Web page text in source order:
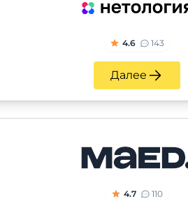
4.6 143
Далее
4.7 110